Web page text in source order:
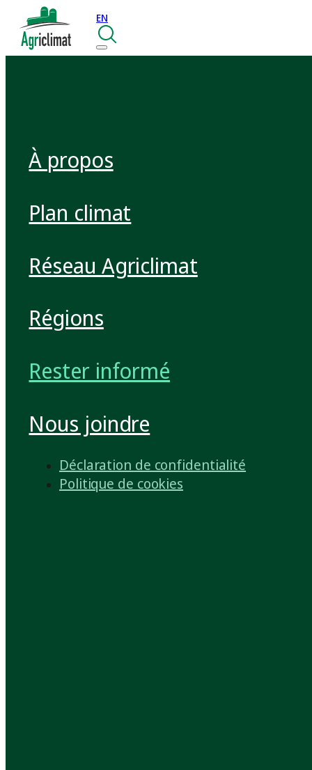
EN
À propos
Plan climat
Réseau Agriclimat
Régions
Rester informé
Nous joindre
Déclaration de confidentialité
Politique de cookies